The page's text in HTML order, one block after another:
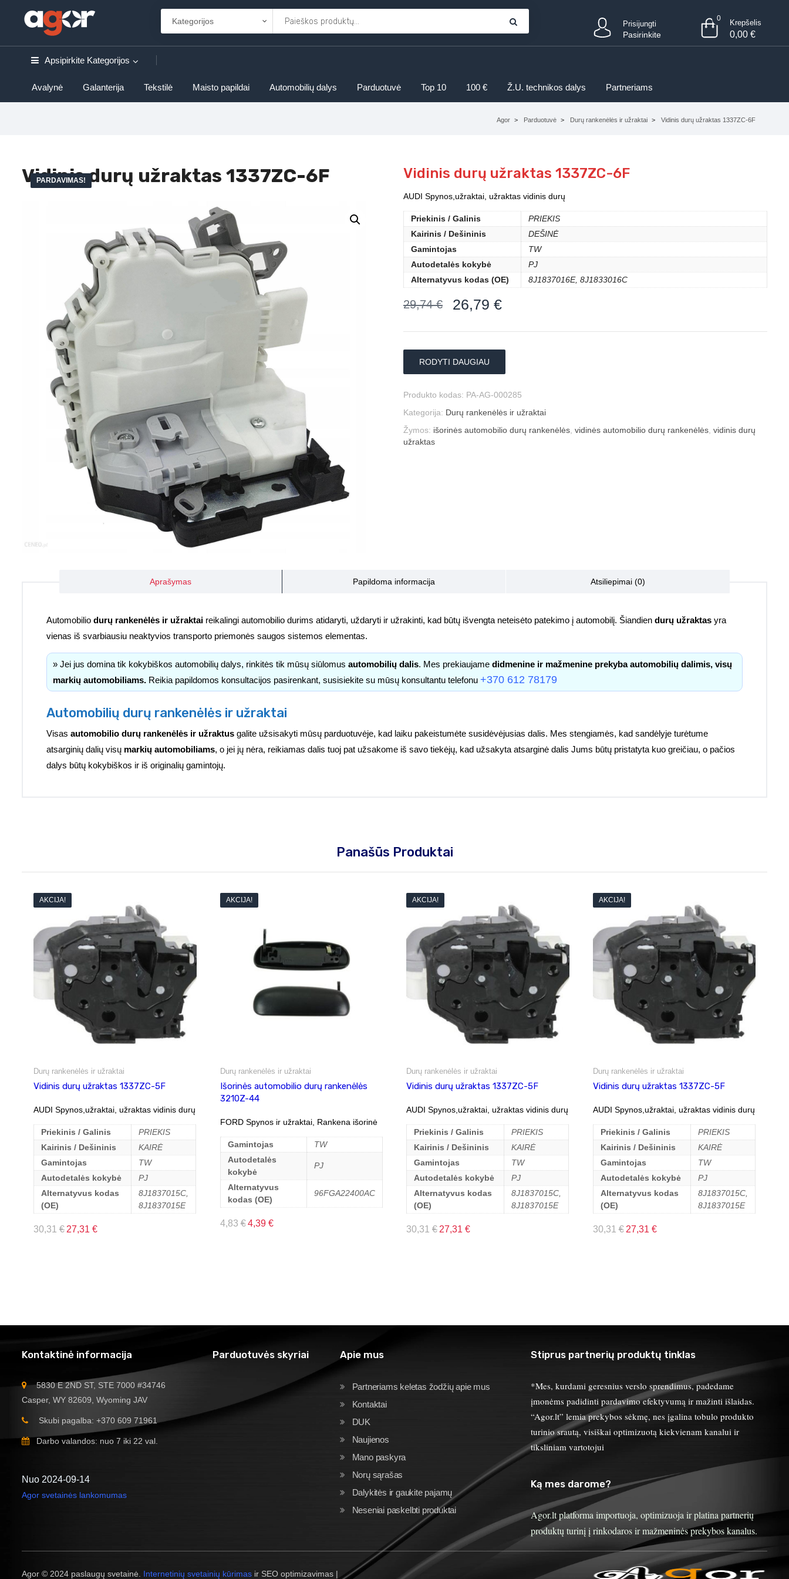
Prisijungti
Pasirinkite
0 Krepšelis
0,00 €
Apsipirkite Kategorijos
Avalynė Galanterija Tekstilė Maisto papildai Automobilių dalys Parduotuvė Top 10 100 € Ž.U. technikos dalys Partneriams
Agor Parduotuvė Durų rankenėlės ir užraktai Vidinis durų užraktas 1337ZC-6F
Vidinis durų užraktas 1337ZC-6F
PARDAVIMAS! Vidinis durų užraktas 1337ZC-6F
AUDI Spynos,užraktai, užraktas vidinis durų
Priekinis / Galinis
PRIEKIS
Kairinis / Dešininis
DEŠINĖ
Gamintojas
TW
Autodetalės kokybė
PJ
Alternatyvus kodas (OE)
8J1837016E, 8J1833016C
29,74€ 26,79 €
RODYTI DAUGIAU
Produkto kodas: PA-AG-000285
Kategorija: Durų rankenėlės ir užraktai
Žymos: išorinės automobilio durų rankenėlės vidinės automobilio durų rankenėlės vidinis durų
užraktas
Aprašymas Papildoma informacija Atsiliepimai (0)
Automobilio durų rankenėlės ir užraktai reikalingi automobilio durims atidaryti, uždaryti ir užrakinti, kad būtų išvengta neteisėto patekimo į automobilį. Šiandien durų užraktas yra
vienas iš svarbiausiu neaktyvios transporto priemonės saugos sistemos elementas.
» Jei jus domina tik kokybiškos automobilių dalys, rinkitės tik mūsų siūlomus automobilių dalis. Mes prekiaujame didmenine ir mažmenine prekyba automobilių dalimis, visų
markių automobiliams. Reikia papildomos konsultacijos pasirenkant, susisiekite su mūsų konsultantu telefonu +370 612 78179
Automobilių durų rankenėlės ir užraktai
Visas automobilio durų rankenėlės ir užraktus galite užsisakyti mūsų parduotuvėje, kad laiku pakeistumėte susidėvėjusias dalis. Mes stengiamės, kad sandėlyje turėtume
atsarginių dalių visų markių automobiliams, o jei jų nėra, reikiamas dalis tuoj pat užsakome iš savo tiekėjų, kad užsakyta atsarginė dalis Jums būtų pristatyta kuo greičiau, o pačios
dalys būtų kokybiškos ir iš originalių gamintojų.
Panašūs Produktai
AKCIJA!
Durų rankenėlės ir užraktai
Vidinis durų užraktas 1337ZC-5F
AUDI Spynos,užraktai, užraktas vidinis durų
Priekinis / Galinis
PRIEKIS
Kairinis / Dešininis
KAIRĖ
Gamintojas
TW
Autodetalės kokybė
PJ
Alternatyvus kodas
(OE)
8J1837015C,
8J1837015E
30,31 € 27,31 €
AKCIJA!
Durų rankenėlės ir užraktai
Išorinės automobilio durų rankenėlės
3210Z-44
FORD Spynos ir užraktai, Rankena išorinė
Gamintojas
TW
Autodetalės
kokybė
PJ
Alternatyvus
kodas (OE)
96FGA22400AC
4,83€ 4,39 €
AKCIJA!
Durų rankenėlės ir užraktai
Vidinis durų užraktas 1337ZC-5F
AUDI Spynos,užraktai, užraktas vidinis durų
Priekinis / Galinis
PRIEKIS
Kairinis / Dešininis
KAIRĖ
Gamintojas
TW
Autodetalės kokybė
PJ
Alternatyvus kodas
(OE)
8J1837015C,
8J1837015E
30,31 € 27,31 €
AKCIJA!
Durų rankenėlės ir užraktai
Vidinis durų užraktas 1337ZC-5F
AUDI Spynos,užraktai, užraktas vidinis durų
Priekinis / Galinis
PRIEKIS
Kairinis / Dešininis
KAIRĖ
Gamintojas
TW
Autodetalės kokybė
PJ
Alternatyvus kodas
(OE)
8J1837015C,
8J1837015E
30,31€ 27,31 €
Kontaktinė informacija
5830 E 2ND ST, STE 7000 #34746
Casper, WY 82609, Wyoming JAV
Skubi pagalba: +370 609 71961
Darbo valandos: nuo 7 iki 22 val.
Nuo 2024-09-14
Agor svetainės lankomumas
Parduotuvės skyriai Apie mus
Partneriams keletas žodžių apie mus
Kontaktai
DUK
Naujienos
Mano paskyra
Norų sąrašas
Dalykitės ir gaukite pajamų
Neseniai paskelbti produktai
Stiprus partnerių produktų tinklas
*Mes, kurdami geresnius verslo sprendimus, padedame
įmonėms padidinti pardavimo efektyvumą ir mažinti išlaidas.
“Agor.lt” lemia prekybos sėkmę, nes įgalina tobulo produkto
turinio srautą, visiškai optimizuotą kiekvienam kanalui ir
tiksliniam vartotojui
Ką mes darome?
Agor.lt platforma importuoja, optimizuoja ir platina partnerių
produktų turinį į rinkodaros ir mažmeninės prekybos kanalus.
Agor © 2024 paslaugų svetainė. Internetinių svetainių kūrimas ir SEO optimizavimas |